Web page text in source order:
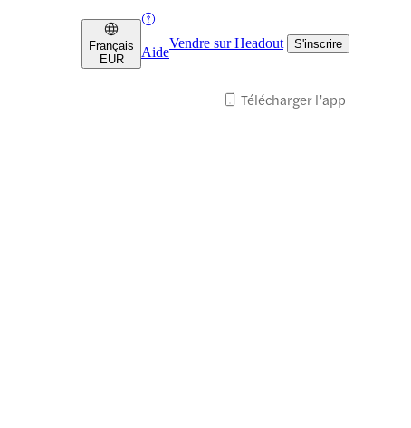
Français
EUR
Aide
Vendre sur Headout S'inscrire
Télécharger l’app